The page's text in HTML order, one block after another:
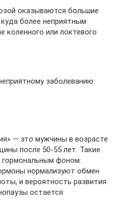
оказываются большие
более неприятным
коленного или локтевого
заболеванию:
— это мужчины в возрасте
после 50-55 лет. Такие
гормональным фоном:
нормализуют обмен
и вероятность развития
остается